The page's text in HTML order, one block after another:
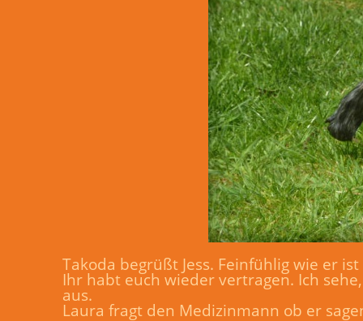
Takoda begrüßt Jess. Feinfühlig wie er
Ihr habt euch wieder vertragen. Ich
aus.
Laura fragt den Medizinmann ob er